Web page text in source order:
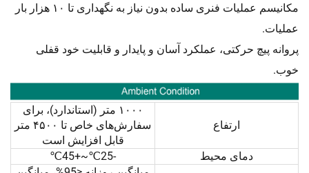
مکانیسم عملیات فنری ساده بدون نیاز به نگهداری تا ۱۰ هزار بار
عملیات.
پروانه پیچ حرکتی، عملکرد آسان و پایدار و قابلیت خود قفلی
خوب.
ارتفاع
۱۰۰۰ متر (استاندارد)، برای
سفارش‌های خاص تا ۴۵۰۰ متر
قابل افزایش است
دمای محیط
-25℃~+45℃